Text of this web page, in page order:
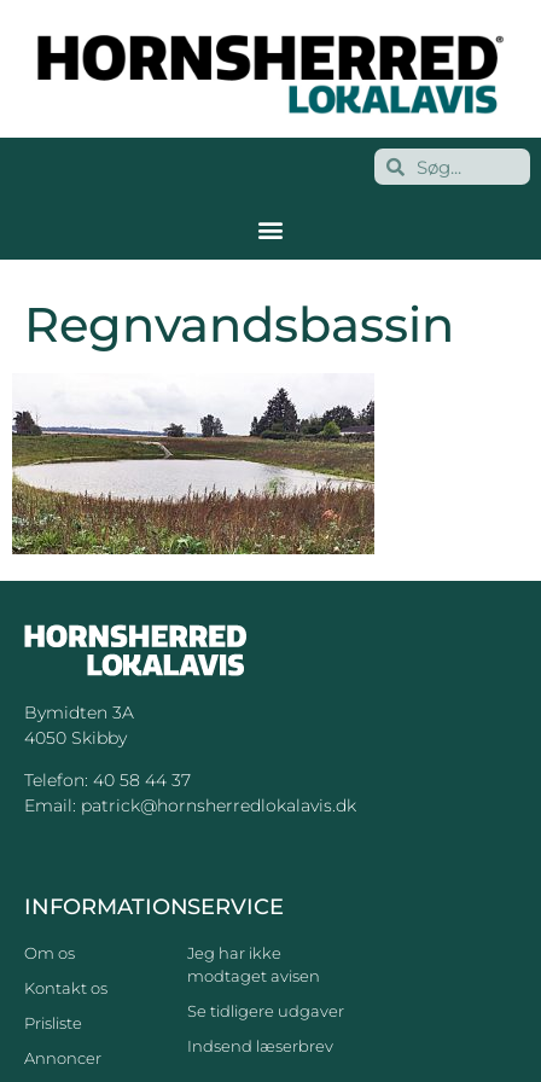
Regnvandsbassin
Bymidten 3A
4050 Skibby
Telefon: 40 58 44 37
Email: patrick@hornsherredlokalavis.dk
INFORMATION
Om os
Kontakt os
Prisliste
Annoncer
SERVICE
Jeg har ikke
modtaget avisen
Se tidligere udgaver
Indsend læserbrev